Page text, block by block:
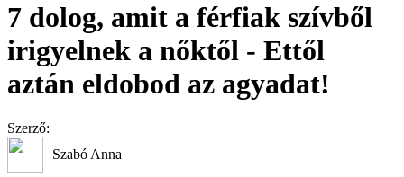
7 dolog, amit a férfiak szívből
irigyelnek a nőktől - Ettől
aztán eldobod az agyadat!
Szerző:
Szabó Anna